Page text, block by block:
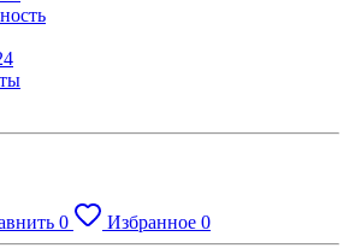
0 Избранное 0